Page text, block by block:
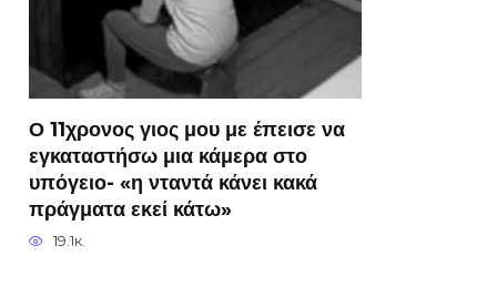
Ο 11χρονος γιος μου με έπεισε να
εγκαταστήσω μια κάμερα στο
υπόγειο- «η νταντά κάνει κακά
πράγματα εκεί κάτω»
19.1к.